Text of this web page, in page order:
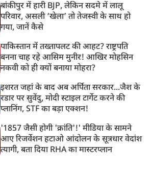
बांकीपुर में हारी BJP, लेकिन सदमे में लालू
परिवार, असली ‘खेला’ तो तेजस्वी के साथ हो
गया, जानें कैसे
पाकिस्तान में तख्तापलट की आहट? राष्ट्रपति
बनना चाह रहे आसिम मुनीर! आखिर मोहसिन
नकवी को ही क्यों बनाया मोहरा?
इशरत जहां के बाद अब अर्पिता सरकार...जैश के
रडार पर सुवेंदु, मोदी स्टाइल टार्गेट करने की
प्लानिंग, STF का बड़ा एक्शन!
'1857 जैसी होगी 'क्रांति'!' मीडिया के सामने
आए रिजर्वेशन हटाओ आंदोलन के सूत्रधार वेदांश
त्यागी, बता दिया RHA का मास्टरप्लान